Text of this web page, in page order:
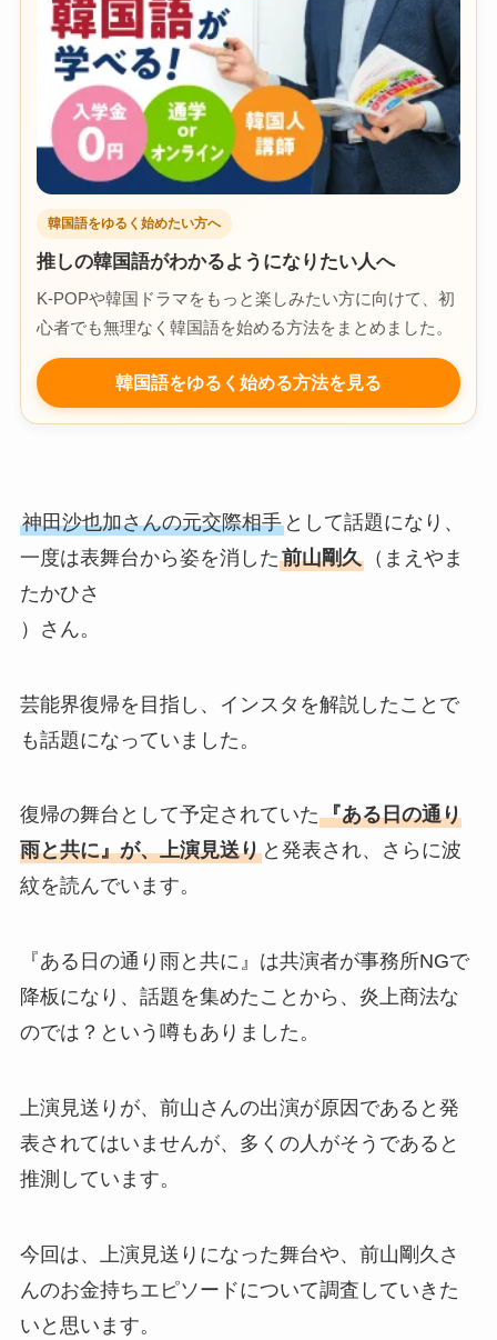
韓国語をゆるく始めたい方へ
推しの韓国語がわかるようになりたい人へ
K-POPや韓国ドラマをもっと楽しみたい方に向けて、初
心者でも無理なく韓国語を始める方法をまとめました。
韓国語をゆるく始める方法を見る
神田沙也加さんの元交際相手として話題になり、
一度は表舞台から姿を消した前山剛久（まえやま
たかひさ
）さん。
芸能界復帰を目指し、インスタを解説したことで
も話題になっていました。
復帰の舞台として予定されていた『ある日の通り
雨と共に』が、上演見送りと発表され、さらに波
紋を読んでいます。
『ある日の通り雨と共に』は共演者が事務所NGで
降板になり、話題を集めたことから、炎上商法な
のでは？という噂もありました。
上演見送りが、前山さんの出演が原因であると発
表されてはいませんが、多くの人がそうであると
推測しています。
今回は、上演見送りになった舞台や、前山剛久さ
んのお金持ちエピソードについて調査していきた
いと思います。